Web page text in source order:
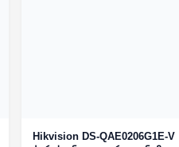
Hikvision DS-QAE0206G1E-V